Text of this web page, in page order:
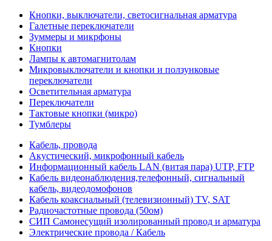
Кнопки, выключатели, светосигнальная арматура
Галетные переключатели
Зуммеры и микрфоны
Кнопки
Лампы к автомагнитолам
Микровыключатели и кнопки и ползунковые
переключатели
Осветительная арматура
Переключатели
Тактовые кнопки (микро)
Тумблеры
Кабель, провода
Акустический, микрофонный кабель
Информационный кабель LAN (витая пара) UTP, FTP
Кабель видеонаблюдения,телефонный, сигнальный
кабель, видеодомофонов
Кабель коаксиальный (телевизионный) TV, SAT
Радиочастотные провода (50ом)
СИП Самонесущий изолированный провод и арматура
Электрические провода / Кабель